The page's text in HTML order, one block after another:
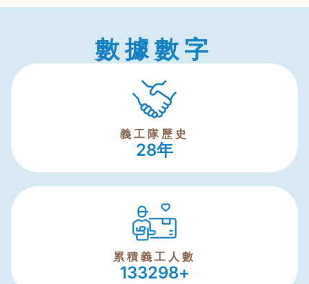
數據數字
義工隊歷史
28年
累積義工人數
133298+